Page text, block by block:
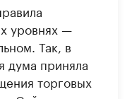
Посмотрите в
уровнях —
Так, в
дума приняла
торговых